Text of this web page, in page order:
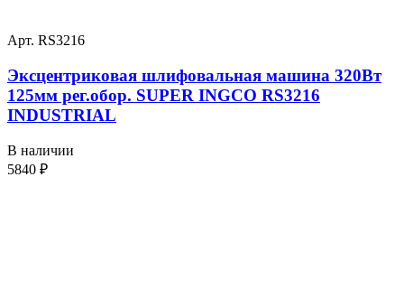
Арт. RS3216
Эксцентриковая шлифовальная машина 320Вт
125мм рег.обор. SUPER INGCO RS3216
INDUSTRIAL
В наличии
5840 ₽